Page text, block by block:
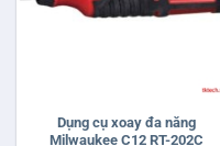
Dụng cụ xoay đa năng
Milwaukee C12 RT-202C